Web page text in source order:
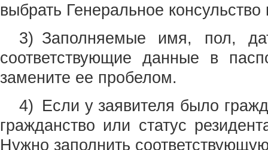
выбрать Генеральное
3) Заполняемые имя, пол,
соответствующие данные в
замените ее пробелом.
4) Если у заявителя было
гражданство или статус
Нужно заполнить